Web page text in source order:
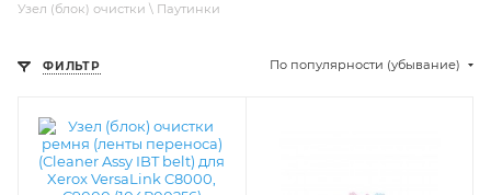
Узел (блок) очистки \ Паутинки
ФИЛЬТР По популярности (убывание)